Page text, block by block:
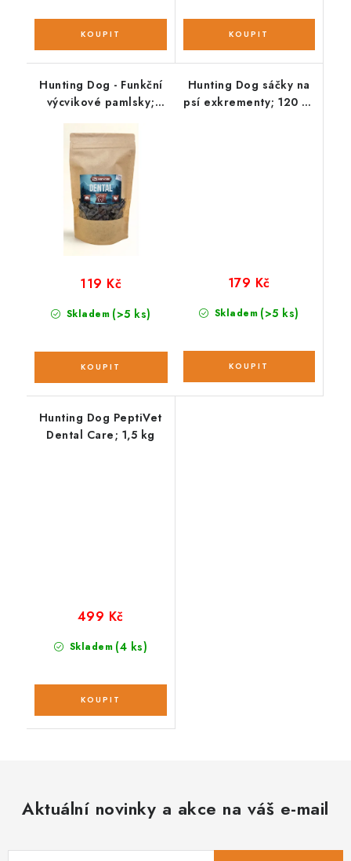
Hunting Dog - Funkční
výcvikové pamlsky;
Skladem (>5 ks)
119 Kč
Hunting Dog sáčky na
psí exkrementy; 120 ks
Skladem (>5 ks)
179 Kč
Hunting Dog PeptiVet
Dental Care; 1,5 kg
Skladem (4 ks)
499 Kč
Aktuální novinky a akce na váš e-mail